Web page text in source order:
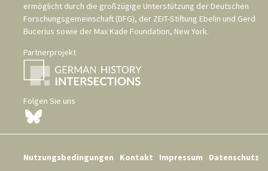
ermöglicht durch die großzügige Unterstützung der Deutschen
Forschungsgemeinschaft (DFG), der ZEIT-Stiftung Ebelin und Gerd
Bucerius sowie der Max Kade Foundation, New York.
Partnerprojekt
Folgen Sie uns
Nutzungsbedingungen Kontakt Impressum Datenschutz